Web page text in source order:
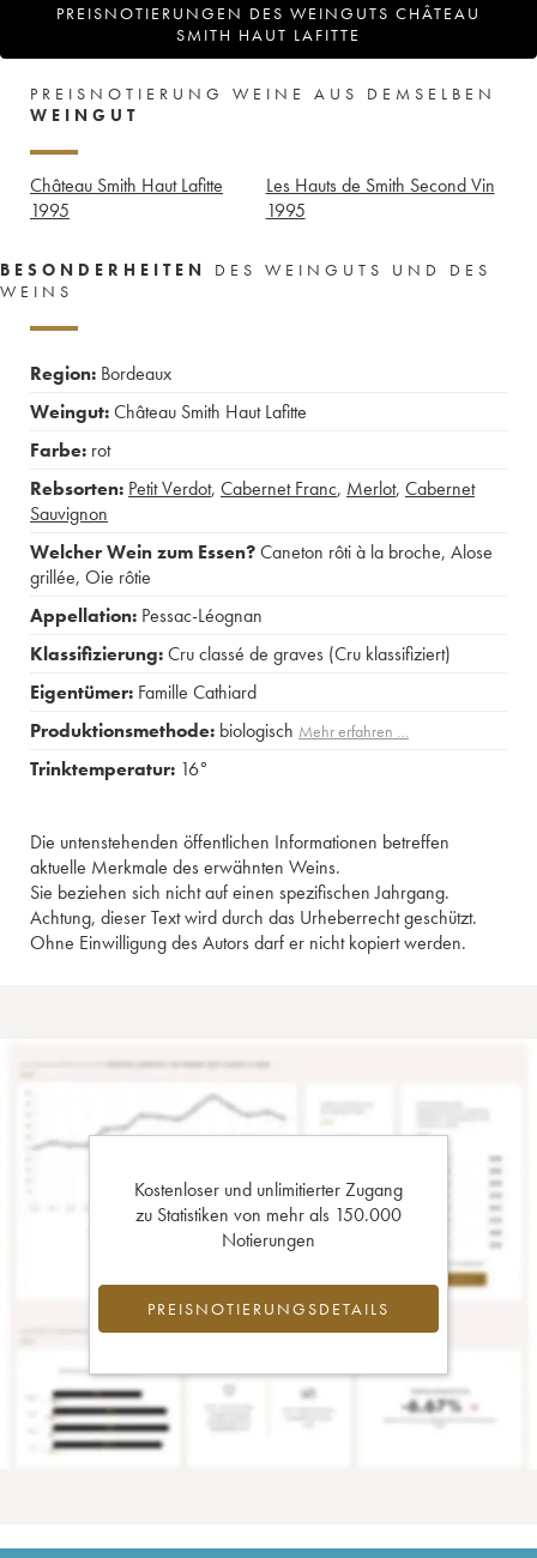
PREISNOTIERUNGEN DES WEINGUTS CHÂTEAU
SMITH HAUT LAFITTE
PREISNOTIERUNG WEINE AUS DEMSELBEN
WEINGUT
Château Smith Haut Lafitte
1995
Les Hauts de Smith Second Vin
1995
BESONDERHEITEN
DES WEINGUTS UND DES
WEINS
Region: Bordeaux
Weingut:Château Smith Haut Lafitte
Farbe: rot
Rebsorten: Petit Verdot, Cabernet Franc, Merlot, Cabernet
Sauvignon
Welcher Wein zum Essen?Caneton rôti à la broche, Alose
grillée, Oie rôtie
Appellation: Pessac-Léognan
Klassifizierung:Cru classé de graves (Cru klassifiziert)
Eigentümer: Famille Cathiard
Produktionsmethode: biologisch Mehr erfahren …
Trinktemperatur: 16°
Die untenstehenden öffentlichen Informationen betreffen
aktuelle Merkmale des erwähnten Weins.
Sie beziehen sich nicht auf einen spezifischen Jahrgang.
Achtung, dieser Text wird durch das Urheberrecht geschützt.
Ohne Einwilligung des Autors darf er nicht kopiert werden.
Kostenloser und unlimitierter Zugang
zu Statistiken von mehr als 150.000
Notierungen
PREISNOTIERUNGSDETAILS